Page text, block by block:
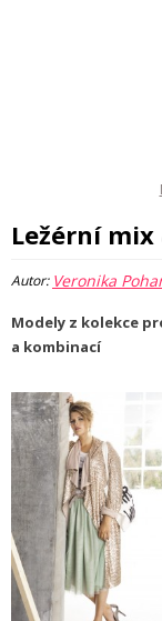
Ležérní
Autor: Veronika
Modely z kolekce
a kombinací